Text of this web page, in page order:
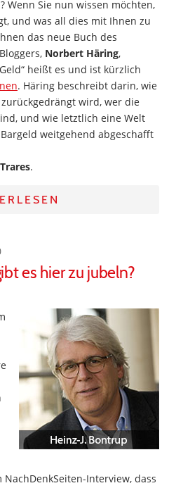
Wenn Sie nun wissen möchten,
und was all dies mit Ihnen zu
das neue Buch des
Norbert Häring,
heißt es und ist kürzlich
. Häring beschreibt darin, wie
wird, wer die
und wie letztlich eine Welt
weitgehend abgeschafft
.
es hier zu jubeln?
NachDenkSeiten-Interview, dass